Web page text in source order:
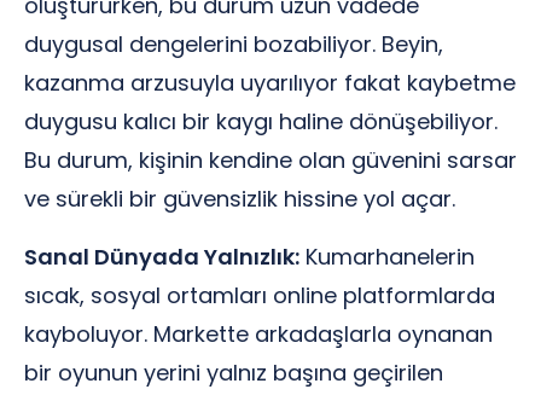
duygusal dengelerini bozabiliyor. Beyin,
kazanma arzusuyla uyarılıyor fakat kaybetme
duygusu kalıcı bir kaygı haline dönüşebiliyor.
Bu durum, kişinin kendine olan güvenini sarsar
ve sürekli bir güvensizlik hissine yol açar.
Sanal Dünyada Yalnızlık: Kumarhanelerin
sıcak, sosyal ortamları online platformlarda
kayboluyor. Markette arkadaşlarla oynanan
bir oyunun yerini yalnız başına geçirilen